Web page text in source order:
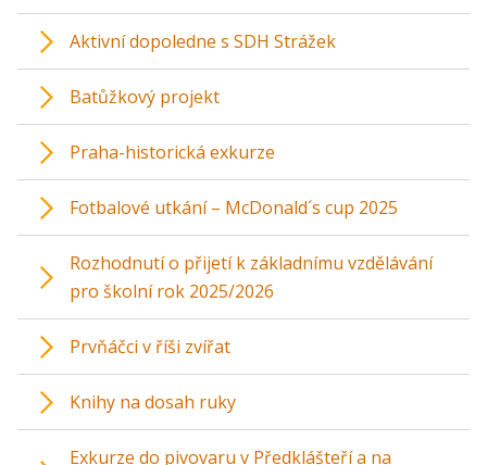
Aktivní dopoledne s SDH Strážek
Batůžkový projekt
Praha-historická exkurze
Fotbalové utkání – McDonald´s cup 2025
Rozhodnutí o přijetí k základnímu vzdělávání
pro školní rok 2025/2026
Prvňáčci v říši zvířat
Knihy na dosah ruky
Exkurze do pivovaru v Předklášteří a na